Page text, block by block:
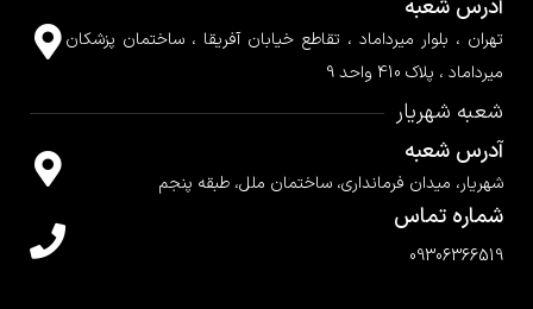
آدرس شعبه
تهران ، بلوار میرداماد ، تقاطع خیابان آفریقا ، ساختمان پزشکان
میرداماد ، پلاک 410 واحد 9
شعبه شهریار
آدرس شعبه
شهریار، میدان فرمانداری، ساختمان ملل، طبقه پنجم
شماره تماس
09306366519